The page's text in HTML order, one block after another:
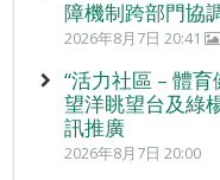
障機制跨部門協
2026年8月7日 20:41
“活力社區 – 體
望洋眺望台及綠
訊推廣
2026年8月7日 20:00